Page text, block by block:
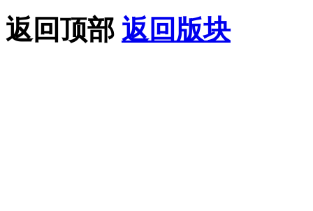
返回顶部 返回版块